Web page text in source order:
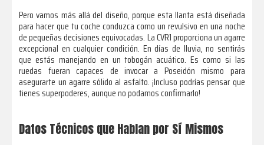
Pero vamos más allá del diseño, porque esta llanta está diseñada
para hacer que tu coche conduzca como un revulsivo en una noche
de pequeñas decisiones equivocadas. La CVR1 proporciona un agarre
excepcional en cualquier condición. En días de lluvia, no sentirás
que estás manejando en un tobogán acuático. Es como si las
ruedas fueran capaces de invocar a Poseidón mismo para
asegurarte un agarre sólido al asfalto. ¡Incluso podrías pensar que
tienes superpoderes, aunque no podamos confirmarlo!
Datos Técnicos que Hablan por Sí Mismos